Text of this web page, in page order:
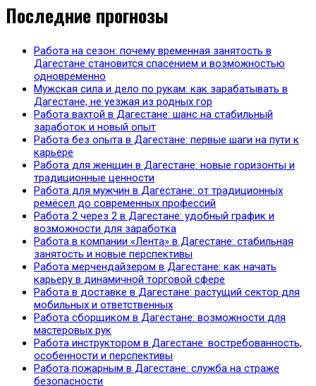
Последние прогнозы
Работа на сезон: почему временная занятость в
Дагестане становится спасением и возможностью
одновременно
Мужская сила и дело по рукам: как зарабатывать в
Дагестане, не уезжая из родных гор
Работа вахтой в Дагестане: шанс на стабильный
заработок и новый опыт
Работа без опыта в Дагестане: первые шаги на пути к
карьере
Работа для женщин в Дагестане: новые горизонты и
традиционные ценности
Работа для мужчин в Дагестане: от традиционных
ремёсел до современных профессий
Работа 2 через 2 в Дагестане: удобный график и
возможности для заработка
Работа в компании «Лента» в Дагестане: стабильная
занятость и новые перспективы
Работа мерчендайзером в Дагестане: как начать
карьеру в динамичной торговой сфере
Работа в доставке в Дагестане: растущий сектор для
мобильных и ответственных
Работа сборщиком в Дагестане: возможности для
мастеровых рук
Работа инструктором в Дагестане: востребованность,
особенности и перспективы
Работа пожарным в Дагестане: служба на страже
безопасности